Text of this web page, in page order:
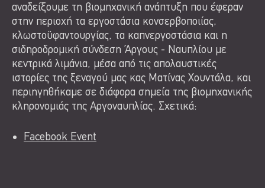
αναδείξουμε τη βιομηχανική ανάπτυξη που έφεραν
στην περιοχή τα εργοστάσια κονσερβοποιίας,
κλωστοϋφαντουργίας, τα καπνεργοστάσια και η
σιδηροδρομική σύνδεση Άργους - Ναυπλίου με
κεντρικά λιμάνια, μέσα από τις απολαυστικές
ιστορίες της ξεναγού μας κας Ματίνας Χουντάλα, και
περιηγηθήκαμε σε διάφορα σημεία της βιομηχανικής
κληρονομιάς της Αργοναυπλίας. Σχετικά:
Facebook Event